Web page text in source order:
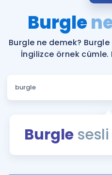
ÜYE
Katılımcı Görüşleri
Faydalı Araçlar
Sözlük
Rehberlik Aracı
Burgle
Burgle ne demek?
İngilizce örnek cümle.
Burgle